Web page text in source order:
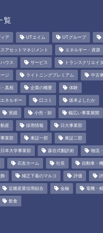
覧
ア UTエイム UTグループ
アセットマネジメント エネルギー・資源
ウス サービス トランスクリエイ
ジ ライトニングプレミアム 中古
真相 企業の概要 体験
ネルギー 口コミ 坂本よしたか
実績 小売・卸 幅広い事業展開
産 採用情報 日大事業部
事業部 東証一部 東証二部
本大学事業部 森谷式翻訳術 物流
石友ホーム 社長 自動車・
補正下着のマルコ 評価
近畿産業信用組合 金融 電機・
飲食